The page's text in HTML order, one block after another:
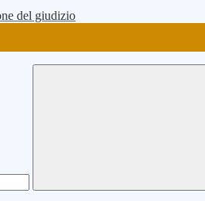
del giudizio